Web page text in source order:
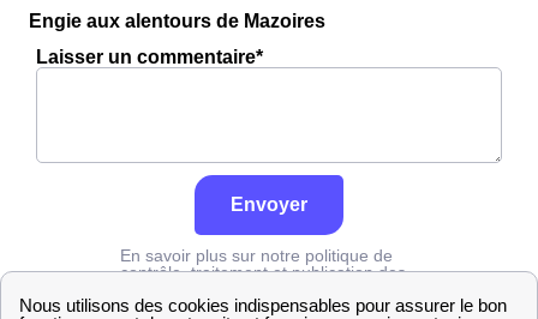
Engie aux alentours de Mazoires
Laisser un commentaire*
Envoyer
En savoir plus sur notre politique de
contrôle, traitement et publication des